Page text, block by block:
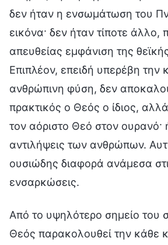
δεν ήταν η ενσωμάτωση του
εικόνα· δεν ήταν τίποτε άλλο,
απευθείας εμφάνιση της
Επιπλέον, επειδή υπερέβη την
ανθρώπινη φύση, δεν
πρακτικός ο Θεός ο ίδιος,
τον αόριστο Θεό στον ουρανό·
αντιλήψεις των ανθρώπων.
ουσιώδης διαφορά ανάμεσα
ενσαρκώσεις.
Από το υψηλότερο σημείο του
Θεός παρακολουθεί την κάθε